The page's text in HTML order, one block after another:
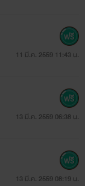
11 มี.ค. 2559 11:43 น.
13 มี.ค. 2559 06:38 น.
13 มี.ค. 2559 08:19 น.